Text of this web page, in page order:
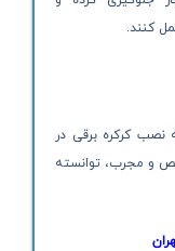
کنند.
نصب کرکره برقی در
و مجرب، توانسته